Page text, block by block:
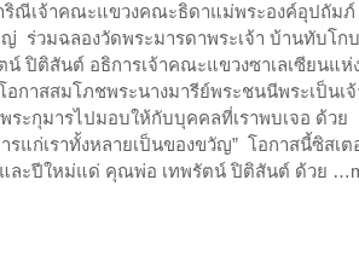
ริณีเจ้าคณะแขวงคณะธิดาแม่พระองค์อุปถัมภ์
วมฉลองวัดพระมารดาพระเจ้า บ้านทับโกบ
ปิติสันต์ อธิการเจ้าคณะแขวงซาเลเซียนแห่
กาสสมโภชพระนางมารีย์พระชนนีพระเป็นเ
ะกุมารไปมอบให้กับบุคคลที่เราพบเจอ ด้วย
แก่เราทั้งหลายเป็นของขวัญ” โอกาสนี้ซิสเต
ละปีใหม่แด่ คุณพ่อ เทพรัตน์ ปิติสันต์ ด้วย